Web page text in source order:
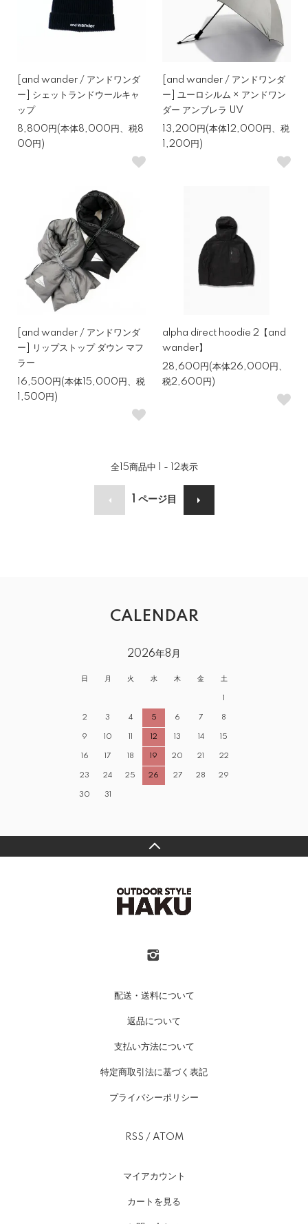
[and wander / アンドワンダ
ー] シェットランドウールキャ
ップ
8,800円(本体8,000円、税8
00円)
[and wander / アンドワンダ
ー] ユーロシルム × アンドワン
ダー アンブレラ UV
13,200円(本体12,000円、税
1,200円)
[and wander / アンドワンダ
ー] リップストップ ダウン マフ
ラー
16,500円(本体15,000円、税
1,500円)
alpha direct hoodie 2【and
wander】
28,600円(本体26,000円、
税2,600円)
全15商品中 1 - 12表示
ページ目
CALENDAR
2026年8月
日 月 火 水 木 金 土
1
2 3 4 5 6 7 8
9 10 11 12 13 14 15
16 17 18 19 20 21 22
23 24 25 26 27 28 29
30 31
配送・送料について
返品について
支払い方法について
特定商取引法に基づく表記
プライバシーポリシー
RSS / ATOM
マイアカウント
カートを見る